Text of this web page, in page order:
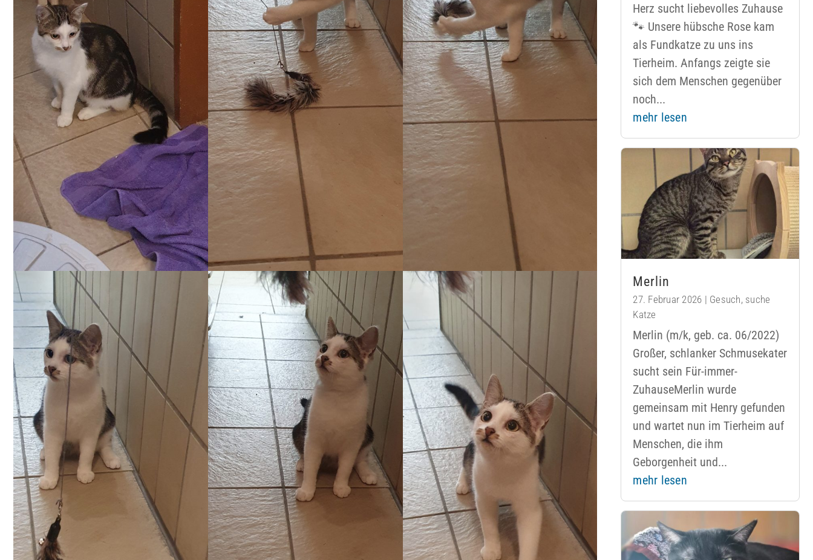
Herz sucht liebevolles Zuhause
🐾 Unsere hübsche Rose kam
als Fundkatze zu uns ins
Tierheim. Anfangs zeigte sie
sich dem Menschen gegenüber
noch...
mehr lesen
Merlin
27. Februar 2026 | Gesuch, suche
Katze
Merlin (m/k, geb. ca. 06/2022)
Großer, schlanker Schmusekater
sucht sein Für-immer-
ZuhauseMerlin wurde
gemeinsam mit Henry gefunden
und wartet nun im Tierheim auf
Menschen, die ihm
Geborgenheit und...
mehr lesen